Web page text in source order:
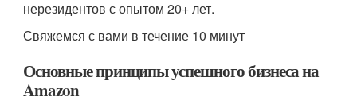
нерезидентов с опытом 20+ лет.
Свяжемся с вами в течение 10 минут
Основные принципы успешного бизнеса на
Amazon